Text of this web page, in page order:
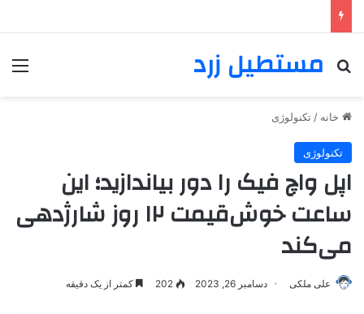
مستطیل زرد
خانه / تکنولوژی
تکنولوژی
اپل واچ فیک را دور بیاندازید؛ این
ساعت خوش‌قیمت ۱۲ روز شارژدهی
می‌کند
علی ملکی دسامبر 26, 2023 202 کمتر از یک دقیقه